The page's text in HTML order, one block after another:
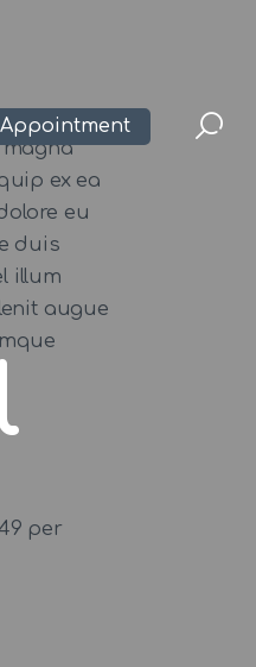
ex ea
eu
duis
illum
augue
per